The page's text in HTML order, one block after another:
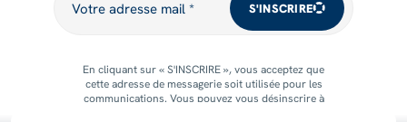
Votre adresse mail * S'INSCRIRE
En cliquant sur « S'INSCRIRE », vous acceptez que
cette adresse de messagerie soit utilisée pour les
communications. Vous pouvez vous désinscrire à